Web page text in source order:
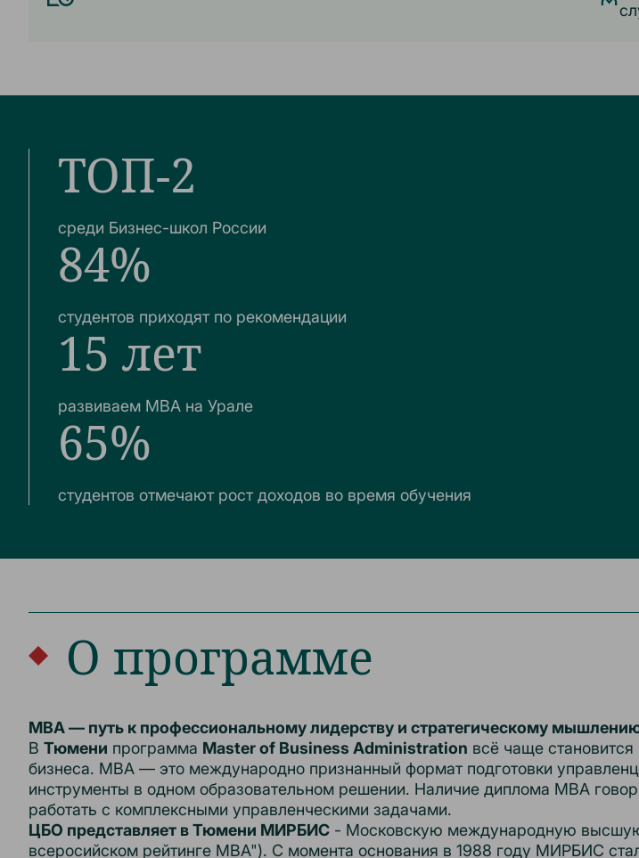
ТОП-2
среди Бизнес-школ России
84%
студентов приходят по рекомендации
15 лет
развиваем MBA на Урале
65%
студентов отмечают рост доходов во время обучения
О программе
MBA — путь к профессиональному лидерству и стратегическому
В Тюмени программа Master of Business Administration всё чаще
бизнеса. MBA — это международно признанный формат подготовки
инструменты в одном образовательном решении. Наличие диплома MBA
работать с комплексными управленческими задачами.
ЦБО представляет в Тюмени МИРБИС - Московскую международную высшую
всеросийском рейтинге МВА"). С момента основания в 1988 году МИРБИС